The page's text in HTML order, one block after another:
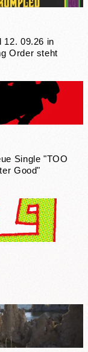
12. 09.26 in
Order steht
Single "TOO
Good"